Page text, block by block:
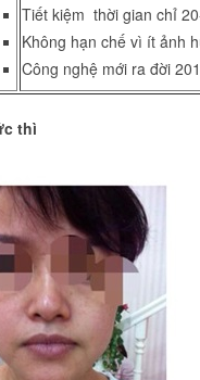
Tiết kiệm thời gian chỉ
Không hạn chế vì ít ảnh
Công nghệ mới ra đời
thì